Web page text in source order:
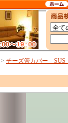
> チーズ管カバー